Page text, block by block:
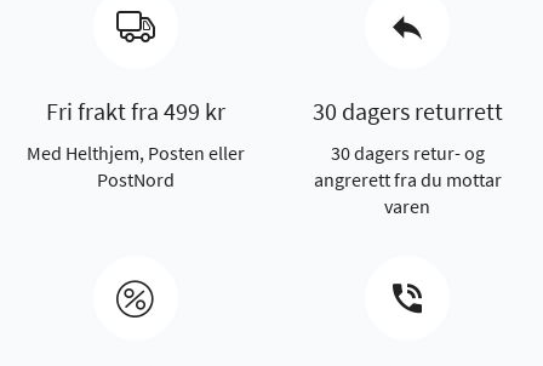
Fri frakt fra 499 kr
Med Helthjem, Posten eller
PostNord
30 dagers returrett
30 dagers retur- og
angrerett fra du mottar
varen